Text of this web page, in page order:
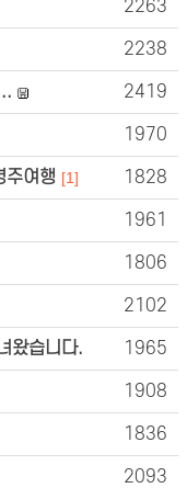
2263
2238
2419
1970
주여행 [1] 1828
1961
1806
2102
왔습니다. 1965
1908
1836
2093